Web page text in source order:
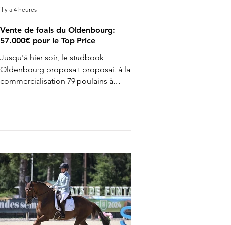
Vente de foals du Oldenbourg:
57.000€ pour le Top Price
Jusqu'à hier soir, le studbook
Oldenbourg proposait proposait à la
commercialisation 79 poulains à
Millennium issu de la même grand mère
Klimke. Parmi les autres transactions, on
peut relever For Velantis : ce fils de For
Romance I et Vitalis, né chez Norbert
Horstmann, était adjugé 45.000€ : il vient
notamment de la lignée mate
il y a 4 heures